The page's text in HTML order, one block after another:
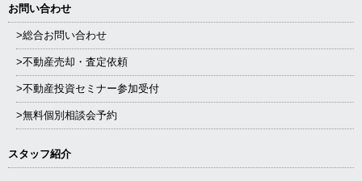
お問い合わせ
>総合お問い合わせ
>不動産売却・査定依頼
>不動産投資セミナー参加受付
>無料個別相談会予約
スタッフ紹介